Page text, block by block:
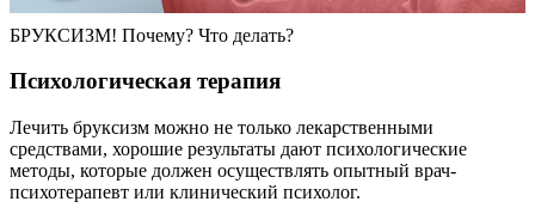
БРУКСИЗМ! Почему? Что делать?
Психологическая терапия
Лечить бруксизм можно не только лекарственными
средствами, хорошие результаты дают психологические
методы, которые должен осуществлять опытный врач-
психотерапевт или клинический психолог.